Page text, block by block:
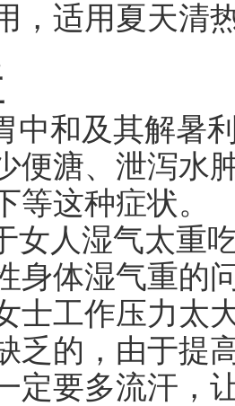
，适用夏天清
中和及其解暑
便溏、泄泻水
等这种症状。
女人湿气太重
身体湿气重的
士工作压力太
乏的，由于提
定要多流汗，